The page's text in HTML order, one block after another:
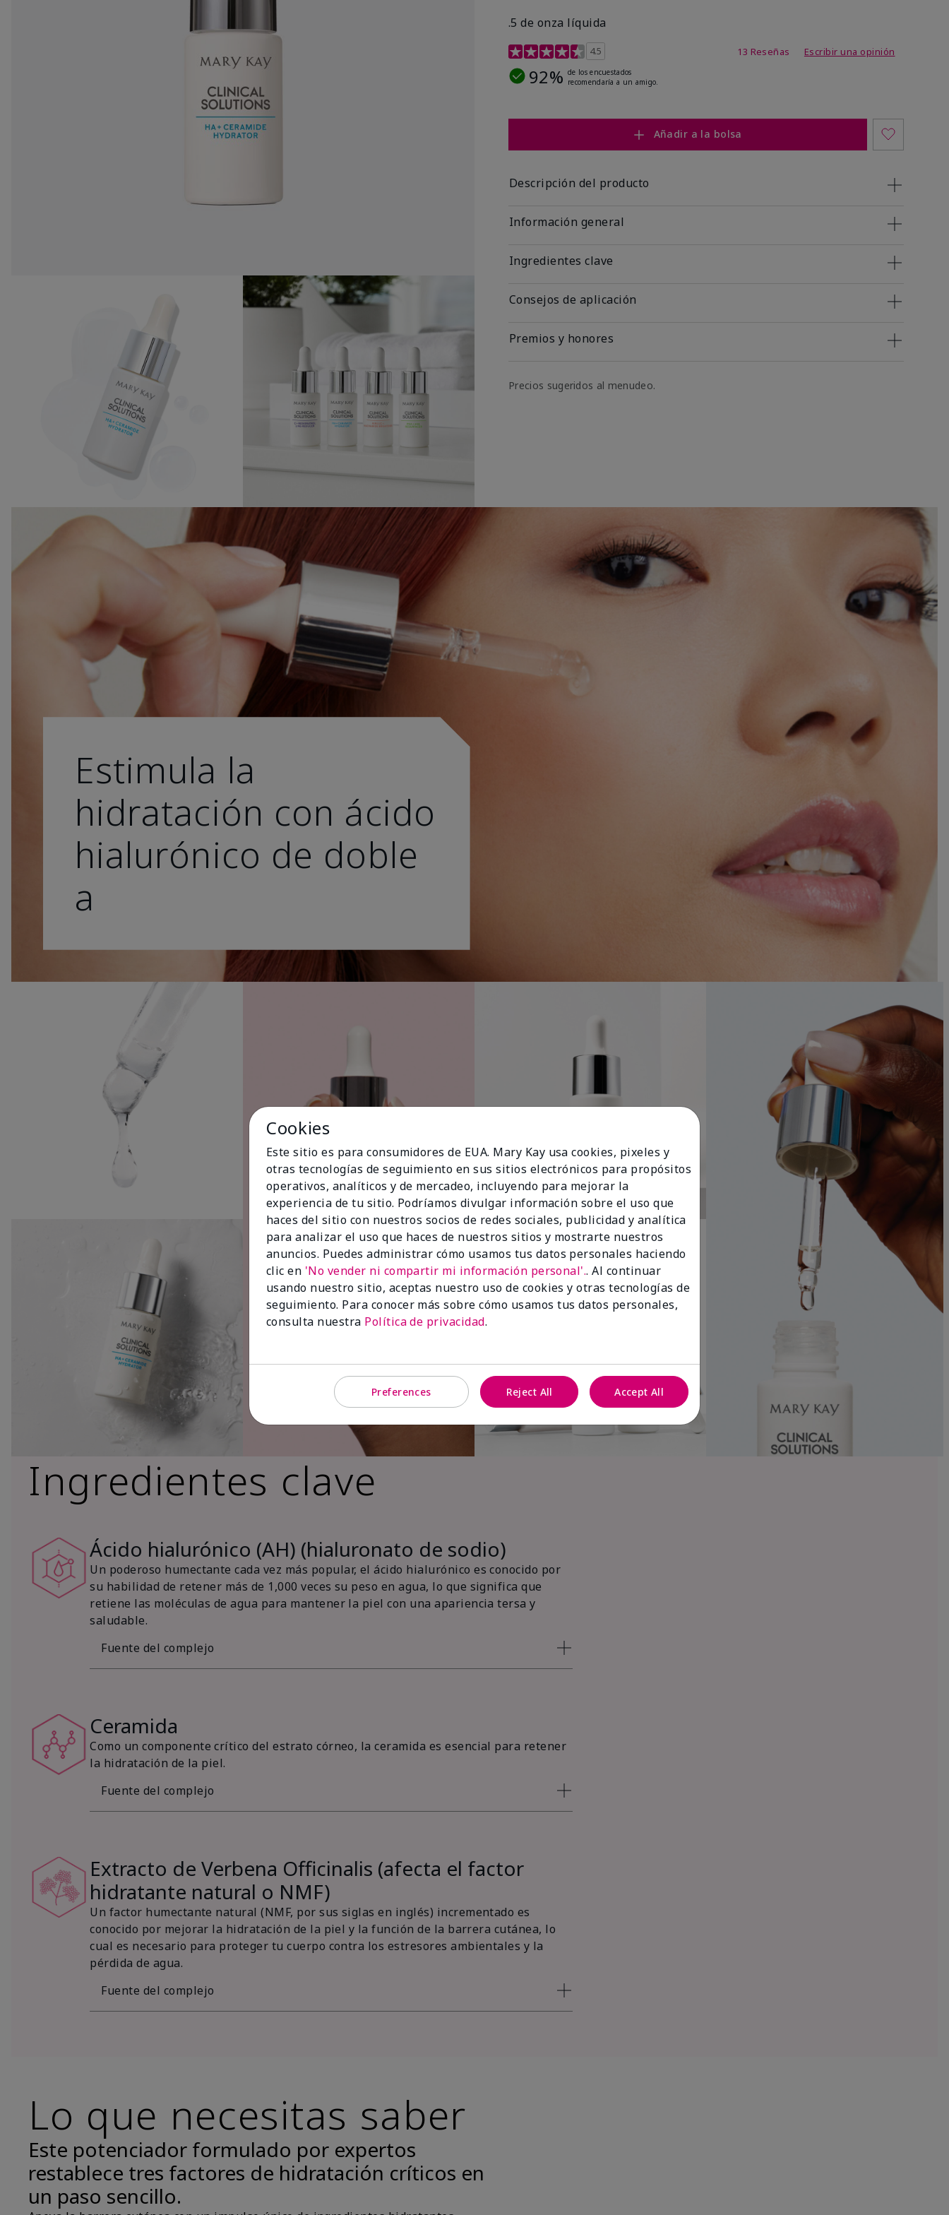
.5 de onza líquida
Calificación de clientes de 3,2 de 5
4.5 13 Reseñas Escribir una opinión
92% de los encuestados
recomendaría a un amigo.
Añadir a la bolsa
Descripción del producto
Información general
Ingredientes clave
Consejos de aplicación
Premios y honores
Precios sugeridos al menudeo.
Estimula la
hidratación con ácido
hialurónico de doble
a
Ingredientes clave
Ácido hialurónico (AH) (hialuronato de sodio)
Un poderoso humectante cada vez más popular, el ácido hialurónico es conocido por
su habilidad de retener más de 1,000 veces su peso en agua, lo que significa que
retiene las moléculas de agua para mantener la piel con una apariencia tersa y
saludable.
Fuente del complejo
Ceramida
Como un componente crítico del estrato córneo, la ceramida es esencial para retener
la hidratación de la piel.
Fuente del complejo
Extracto de Verbena Officinalis (afecta el factor
hidratante natural o NMF)
Un factor humectante natural (NMF, por sus siglas en inglés) incrementado es
conocido por mejorar la hidratación de la piel y la función de la barrera cutánea, lo
cual es necesario para proteger tu cuerpo contra los estresores ambientales y la
pérdida de agua.
Fuente del complejo
Lo que necesitas saber
Este potenciador formulado por expertos
restablece tres factores de hidratación críticos en
un paso sencillo.
Cookies
Este sitio es para consumidores de EUA. Mary Kay usa cookies, pixeles y
otras tecnologías de seguimiento en sus sitios electrónicos para propósitos
operativos, analíticos y de mercadeo, incluyendo para mejorar la
experiencia de tu sitio. Podríamos divulgar información sobre el uso que
haces del sitio con nuestros socios de redes sociales, publicidad y analítica
para analizar el uso que haces de nuestros sitios y mostrarte nuestros
anuncios. Puedes administrar cómo usamos tus datos personales haciendo
clic en 'No vender ni compartir mi información personal'.. Al continuar
usando nuestro sitio, aceptas nuestro uso de cookies y otras tecnologías de
seguimiento. Para conocer más sobre cómo usamos tus datos personales,
consulta nuestra Política de privacidad.
Preferences Reject All Accept All